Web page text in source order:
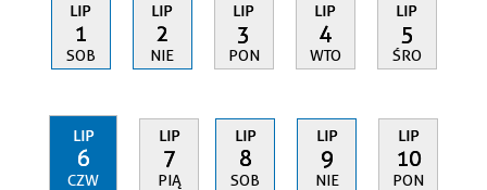
LIP
1
SOB
LIP
2
NIE
LIP
3
PON
LIP
4
WTO
LIP
5
ŚRO
LIP
6
CZW
LIP
7
PIĄ
LIP
8
SOB
LIP
9
NIE
LIP
10
PON